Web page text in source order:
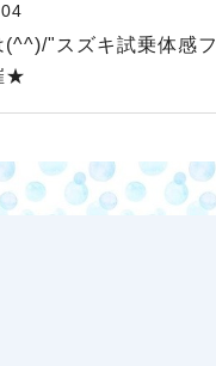
(^^)/"スズキ試乗体感フ
★